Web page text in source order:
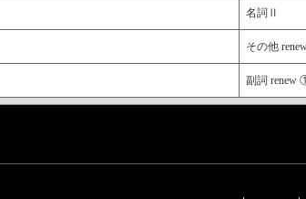
名詞Ⅱ
その他
副詞 renew